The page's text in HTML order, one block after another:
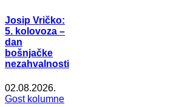
Josip Vričko:
5. kolovoza –
dan
bošnjačke
nezahvalnosti
02.08.2026.
Gost kolumne